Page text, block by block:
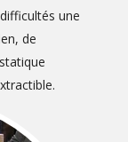
une
de